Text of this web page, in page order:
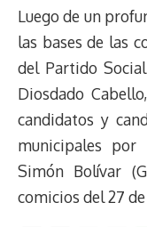
Luego de un
las bases de las
del Partido
Diosdado
candidatos y
municipales
Simón Bolívar
comicios del 27